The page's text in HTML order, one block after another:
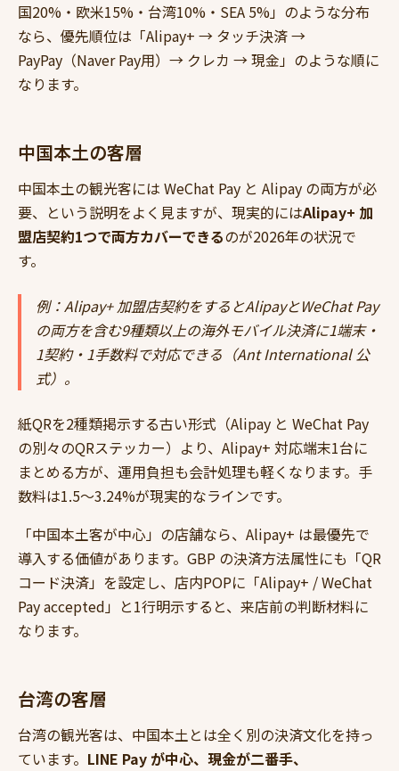
国20%・欧米15%・台湾10%・SEA 5%」のような分布
なら、優先順位は「Alipay+ → タッチ決済 →
PayPay（Naver Pay用）→ クレカ → 現金」のような順に
なります。
中国本土の客層
中国本土の観光客には WeChat Pay と Alipay の両方が必
要、という説明をよく見ますが、現実的にはAlipay+ 加
盟店契約1つで両方カバーできるのが2026年の状況で
す。
例：Alipay+ 加盟店契約をするとAlipayとWeChat Pay
の両方を含む9種類以上の海外モバイル決済に1端末・
1契約・1手数料で対応できる（Ant International 公
式）。
紙QRを2種類掲示する古い形式（Alipay と WeChat Pay
の別々のQRステッカー）より、Alipay+ 対応端末1台に
まとめる方が、運用負担も会計処理も軽くなります。手
数料は1.5〜3.24%が現実的なラインです。
「中国本土客が中心」の店舗なら、Alipay+ は最優先で
導入する価値があります。GBP の決済方法属性にも「QR
コード決済」を設定し、店内POPに「Alipay+ / WeChat
Pay accepted」と1行明示すると、来店前の判断材料に
なります。
台湾の客層
台湾の観光客は、中国本土とは全く別の決済文化を持っ
ています。 LINE Pay が中心、現金が二番手、